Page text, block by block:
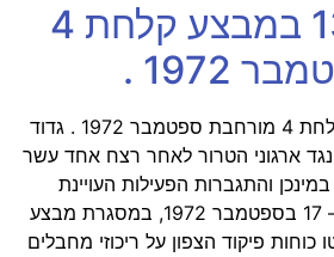
גדוד גדעון 13 במבצע קלחת 4
1972 .
גדוד גדעון 13 במבצע קלחת 4 מורחבת ספטמבר 1972 . גדוד
ארגוני הטרור לאחר רצח אחד עשר
והתגברות הפעילות העויינת
מגבול הצפון רקע: ב16 – 17 בספטמבר 1972, במסגרת מבצע
כוחות פיקוד הצפון על ריכוזי מחבלים